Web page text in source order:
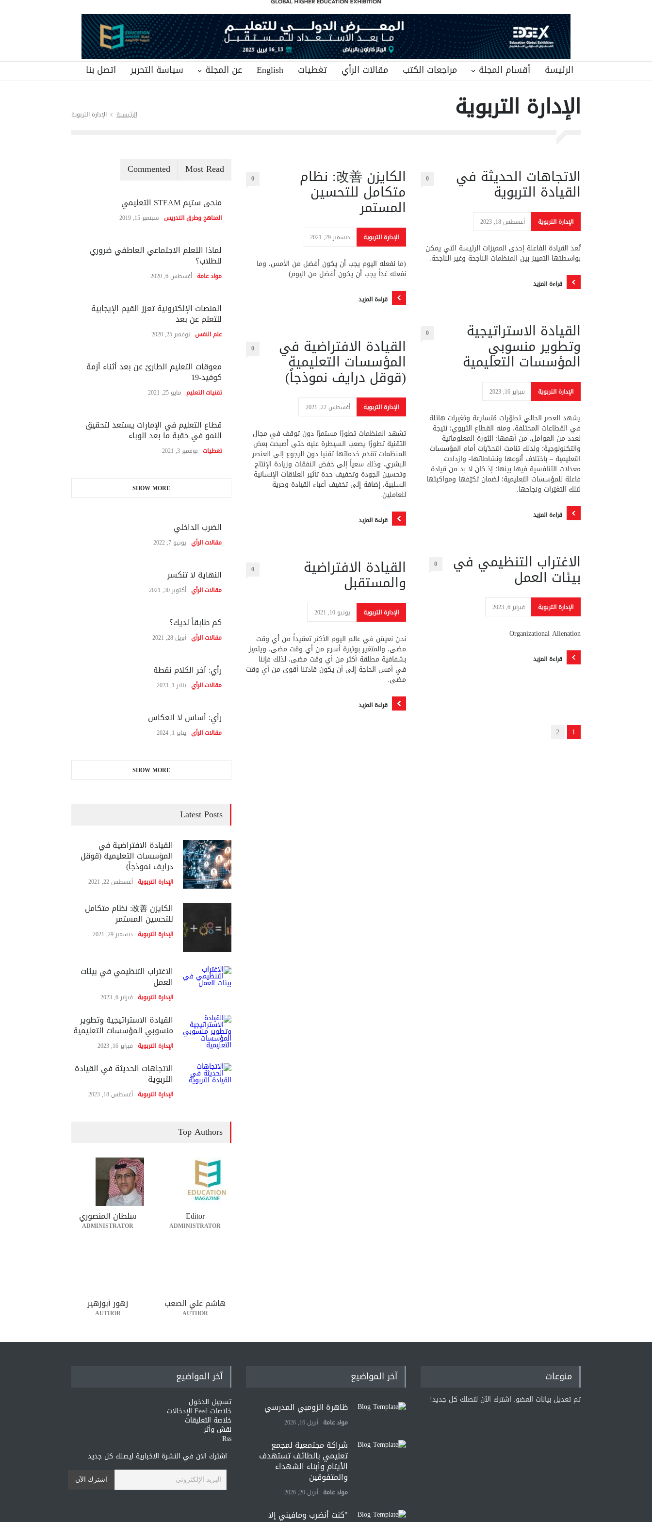
الرئيسة أقسام المجلة مراجعات الكتب مقالات الرأي تغطيات English عن المجلة سياسة التحرير اتصل بنا
الإدارة التربوية الرئيسية الإدارة التربوية
الاتجاهات الحديثة في
القيادة التربوية
0
الإدارة التربوية أغسطس 18, 2023
تُعد القيادة الفاعلة إحدى المميزات الرئيسة التي يمكن
بواسطتها التمييز بين المنظمات الناجحة وغير الناجحة.
قراءة المزيد
القيادة الاستراتيجية
وتطوير منسوبي
المؤسسات التعليمية
0
الإدارة التربوية فبراير 16, 2023
يشهد العصر الحالي تطوّرات مُتسارعة وتغيرات هائلة
في القطاعات المختلفة، ومنه القطاع التربوي؛ نتيجة
لعدد من العوامل، من أهمها: الثورة المعلوماتية
والتكنولوجية؛ ولذلك تنامت التحدّيات أمام المؤسسات
التعليمية – باختلاف أنوعها ونشاطاتها- وازدادت
معدلات التنافسية فيها بينها؛ إذ كان لا بد من قيادة
فاعلة للمؤسسات التعليمية؛ لضمان تكيّفها ومواكبتها
لتلك التغيّرات ونجاحها.
قراءة المزيد
الاغتراب التنظيمي في
بيئات العمل
0
الإدارة التربوية فبراير 6, 2023
Organizational Alienation
قراءة المزيد
الكايزن 改善: نظام
متكامل للتحسين
المستمر
0
الإدارة التربوية ديسمبر 29, 2021
(ما نفعله اليوم يجب أن يكون أفضل من الأمس، وما
نفعله غداً يجب أن يكون أفضل من اليوم)
قراءة المزيد
القيادة الافتراضية في
المؤسسات التعليمية
(قوقل درايف نموذجاً)
0
الإدارة التربوية أغسطس 22, 2021
تشهد المنظمات تطورًا مستمرًا دون توقف في مجال
التقنية تطورًا يصعب السيطرة عليه حتى أصبحت بعض
المنظمات تقدم خدماتها تقنيا دون الرجوع إلى العنصر
البشري، وذلك سعياً إلى خفض النفقات وزيادة الإنتاج
وتحسين الجودة وتخفيف حدة تأثير العلاقات الإنسانية
السلبية، إضافة إلى تخفيف أعباء القيادة وحرية
للعاملين.
قراءة المزيد
القيادة الافتراضية
والمستقبل
0
الإدارة التربوية يونيو 10, 2021
نحن نعيش في عالم اليوم الأكثر تعقيداً من أي وقت
مضى، والمتغير بوتيرة أسرع من أي وقت مضى، ويتميز
بشفافية مطلقة أكثر من أي وقت مضى، لذلك فإننا
في أمس الحاجة إلى أن يكون قادتنا أقوى من أي وقت
مضى.
قراءة المزيد
1
2
Most Read
Commented
منحى ستيم STEAM التعليمي
المناهج وطرق التدريس سبتمبر 15, 2019
لماذا التعلم الاجتماعي العاطفي ضروري
للطلاب؟
مواد عامة أغسطس 6, 2020
المنصات الإلكترونية تعزز القيم الإيجابية
للتعلم عن بعد
علم النفس نوفمبر 25, 2020
معوقات التعليم الطارئ عن بعد أثناء أزمة
كوفيد-19
تقنيات التعليم مايو 25, 2021
قطاع التعليم في الإمارات يستعد لتحقيق
النمو في حقبة ما بعد الوباء
تغطيات نوفمبر 3, 2021
SHOW MORE
الضرب الداخلي
مقالات الرأي يونيو 7, 2022
النهاية لا تنكسر
مقالات الرأي أكتوبر 30, 2021
كم طابقاً لديك؟
مقالات الرأي أبريل 28, 2021
رأي: آخر الكلام نقطة
مقالات الرأي يناير 1, 2023
رأي: أساس لا انعكاس
مقالات الرأي يناير 1, 2024
SHOW MORE
Latest Posts
القيادة الافتراضية في
المؤسسات التعليمية (قوقل
درايف نموذجاً)
الإدارة التربوية أغسطس 22, 2021
الكايزن 改善: نظام متكامل
للتحسين المستمر
الإدارة التربوية ديسمبر 29, 2021
الاغتراب التنظيمي في بيئات
العمل
الإدارة التربوية فبراير 6, 2023
القيادة الاستراتيجية وتطوير
منسوبي المؤسسات التعليمية
الإدارة التربوية فبراير 16, 2023
الاتجاهات الحديثة في القيادة
التربوية
الإدارة التربوية أغسطس 18, 2023
Top Authors
Editor
ADMINISTRATOR
سلطان المنصوري
ADMINISTRATOR
هاشم علي الصعب
AUTHOR
زهور أبوزهير
AUTHOR
منوعات
تم تعديل بيانات العضو. اشترك الآن لتصلك كل جديد!
آخر المواضيع
ظاهرة الزومبي المدرسي
مواد عامة أبريل 16, 2026
شراكة مجتمعية لمجمع
تعليمي بالطائف تستهدف
الأيتام وأبناء الشهداء
والمتفوقين
مواد عامة أبريل 20, 2026
"كنت أنضرب ومافيني إلا
آخر المواضيع
تسجيل الدخول
خلاصات Feed الإدخالات
خلاصة التعليقات
نقش وأثر
Rss
اشترك الان في النشرة الاخبارية ليصلك كل جديد